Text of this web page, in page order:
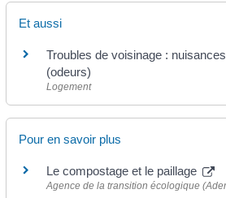
Et aussi
Troubles de voisinage :
(odeurs)
Logement
Pour en savoir plus
Le compostage et le paillage
Agence de la transition écologique